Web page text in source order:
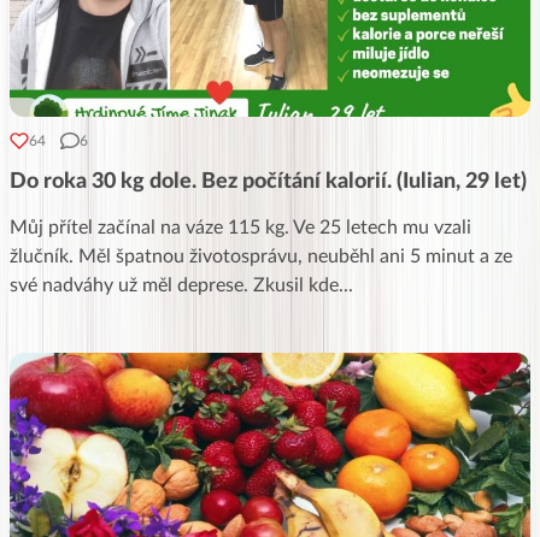
64 6
Do roka 30 kg dole. Bez počítání kalorií. (Iulian, 29 let)
Můj přítel začínal na váze 115 kg. Ve 25 letech mu vzali
žlučník. Měl špatnou životosprávu, neuběhl ani 5 minut a ze
své nadváhy už měl deprese. Zkusil kde...